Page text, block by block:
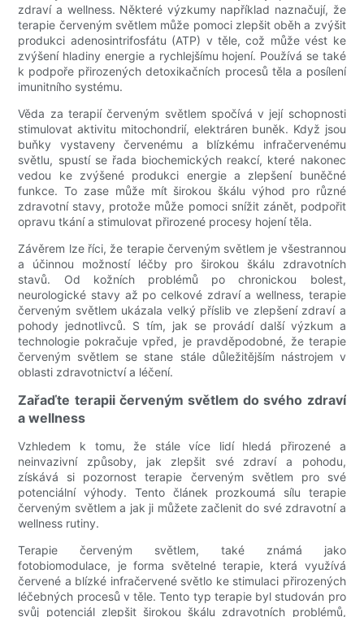
zdraví a wellness. Některé výzkumy například naznačují, že
terapie červeným světlem může pomoci zlepšit oběh a zvýšit
produkci adenosintrifosfátu (ATP) v těle, což může vést ke
zvýšení hladiny energie a rychlejšímu hojení. Používá se také
k podpoře přirozených detoxikačních procesů těla a posílení
imunitního systému.
Věda za terapií červeným světlem spočívá v její schopnosti
stimulovat aktivitu mitochondrií, elektráren buněk. Když jsou
buňky vystaveny červenému a blízkému infračervenému
světlu, spustí se řada biochemických reakcí, které nakonec
vedou ke zvýšené produkci energie a zlepšení buněčné
funkce. To zase může mít širokou škálu výhod pro různé
zdravotní stavy, protože může pomoci snížit zánět, podpořit
opravu tkání a stimulovat přirozené procesy hojení těla.
Závěrem lze říci, že terapie červeným světlem je všestrannou
a účinnou možností léčby pro širokou škálu zdravotních
stavů. Od kožních problémů po chronickou bolest,
neurologické stavy až po celkové zdraví a wellness, terapie
červeným světlem ukázala velký příslib ve zlepšení zdraví a
pohody jednotlivců. S tím, jak se provádí další výzkum a
technologie pokračuje vpřed, je pravděpodobné, že terapie
červeným světlem se stane stále důležitějším nástrojem v
oblasti zdravotnictví a léčení.
Zařaďte terapii červeným světlem do svého zdraví
a wellness
Vzhledem k tomu, že stále více lidí hledá přirozené a
neinvazivní způsoby, jak zlepšit své zdraví a pohodu,
získává si pozornost terapie červeným světlem pro své
potenciální výhody. Tento článek prozkoumá sílu terapie
červeným světlem a jak ji můžete začlenit do své zdravotní a
wellness rutiny.
Terapie červeným světlem, také známá jako
fotobiomodulace, je forma světelné terapie, která využívá
červené a blízké infračervené světlo ke stimulaci přirozených
léčebných procesů v těle. Tento typ terapie byl studován pro
svůj potenciál zlepšit širokou škálu zdravotních problémů,